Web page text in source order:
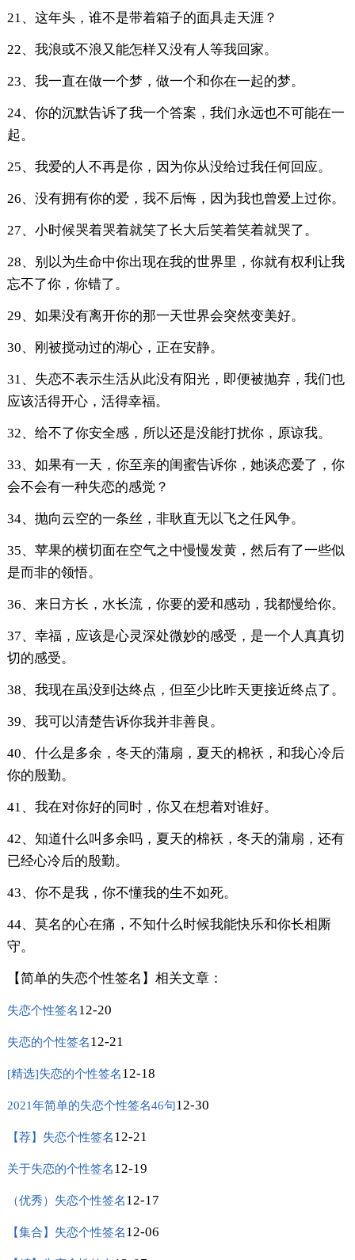
21、这年头，谁不是带着箱子的面具走天涯？
22、我浪或不浪又能怎样又没有人等我回家。
23、我一直在做一个梦，做一个和你在一起的梦。
24、你的沉默告诉了我一个答案，我们永远也不可能在一
起。
25、我爱的人不再是你，因为你从没给过我任何回应。
26、没有拥有你的爱，我不后悔，因为我也曾爱上过你。
27、小时候哭着哭着就笑了长大后笑着笑着就哭了。
28、别以为生命中你出现在我的世界里，你就有权利让我
忘不了你，你错了。
29、如果没有离开你的那一天世界会突然变美好。
30、刚被搅动过的湖心，正在安静。
31、失恋不表示生活从此没有阳光，即便被抛弃，我们也
应该活得开心，活得幸福。
32、给不了你安全感，所以还是没能打扰你，原谅我。
33、如果有一天，你至亲的闺蜜告诉你，她谈恋爱了，你
会不会有一种失恋的感觉？
34、抛向云空的一条丝，非耿直无以飞之任风争。
35、苹果的横切面在空气之中慢慢发黄，然后有了一些似
是而非的领悟。
36、来日方长，水长流，你要的爱和感动，我都慢给你。
37、幸福，应该是心灵深处微妙的感受，是一个人真真切
切的感受。
38、我现在虽没到达终点，但至少比昨天更接近终点了。
39、我可以清楚告诉你我并非善良。
40、什么是多余，冬天的蒲扇，夏天的棉袄，和我心冷后
你的殷勤。
41、我在对你好的同时，你又在想着对谁好。
42、知道什么叫多余吗，夏天的棉袄，冬天的蒲扇，还有
已经心冷后的殷勤。
43、你不是我，你不懂我的生不如死。
44、莫名的心在痛，不知什么时候我能快乐和你长相厮
守。
【简单的失恋个性签名】相关文章：
失恋个性签名12-20
失恋的个性签名12-21
[精选]失恋的个性签名12-18
2021年简单的失恋个性签名46句12-30
【荐】失恋个性签名12-21
关于失恋的个性签名12-19
（优秀）失恋个性签名12-17
【集合】失恋个性签名12-06